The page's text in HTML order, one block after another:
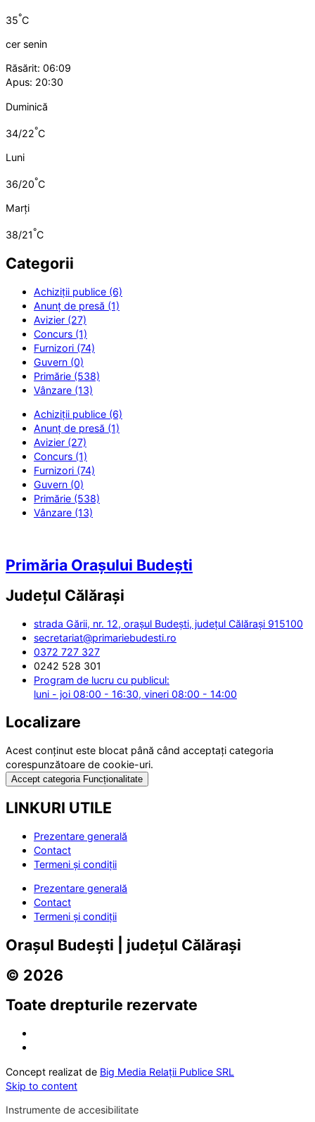
35°C
cer senin
Răsărit: 06:09
Apus: 20:30
Duminică
34/22°C
Luni
36/20°C
Marți
38/21°C
Categorii
Achiziții publice (6)
Anunț de presă (1)
Avizier (27)
Concurs (1)
Furnizori (74)
Guvern (0)
Primărie (538)
Vânzare (13)
Achiziții publice (6)
Anunț de presă (1)
Avizier (27)
Concurs (1)
Furnizori (74)
Guvern (0)
Primărie (538)
Vânzare (13)
Primăria Orașului Budești
Județul Călărași
strada Gării, nr. 12, orașul Budești, județul Călărași 915100
secretariat@primariebudesti.ro
0372 727 327
0242 528 301
Program de lucru cu publicul:
luni - joi 08:00 - 16:30, vineri 08:00 - 14:00
Localizare
Acest conținut este blocat până când acceptați categoria
corespunzătoare de cookie-uri.
Accept categoria Funcționalitate
LINKURI UTILE
Prezentare generală
Contact
Termeni și condiții
Prezentare generală
Contact
Termeni și condiții
Orașul Budești | județul Călărași
© 2026
Toate drepturile rezervate
Concept realizat de Big Media Relații Publice SRL
Skip to content
Instrumente de accesibilitate